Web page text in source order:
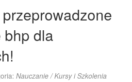
bhp dla
Nauczanie / Kursy i Szkolenia